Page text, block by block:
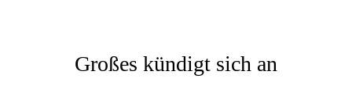
Großes kündigt sich an